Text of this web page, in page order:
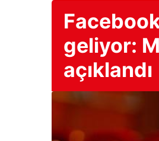
geliyor:
açıklandı